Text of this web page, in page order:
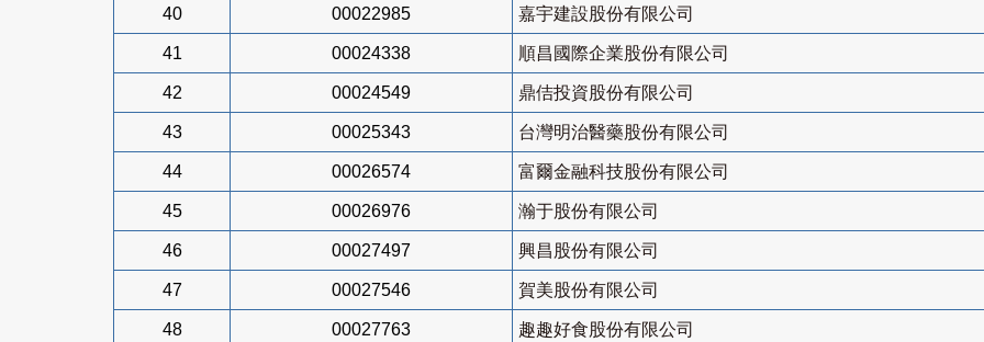
40 00022985 嘉宇建設股份有限公司
41 00024338 順昌國際企業股份有限公司
42 00024549 鼎佶投資股份有限公司
43 00025343 台灣明治醫藥股份有限公司
44 00026574 富爾金融科技股份有限公司
45 00026976 瀚于股份有限公司
46 00027497 興昌股份有限公司
47 00027546 賀美股份有限公司
48 00027763 趣趣好食股份有限公司